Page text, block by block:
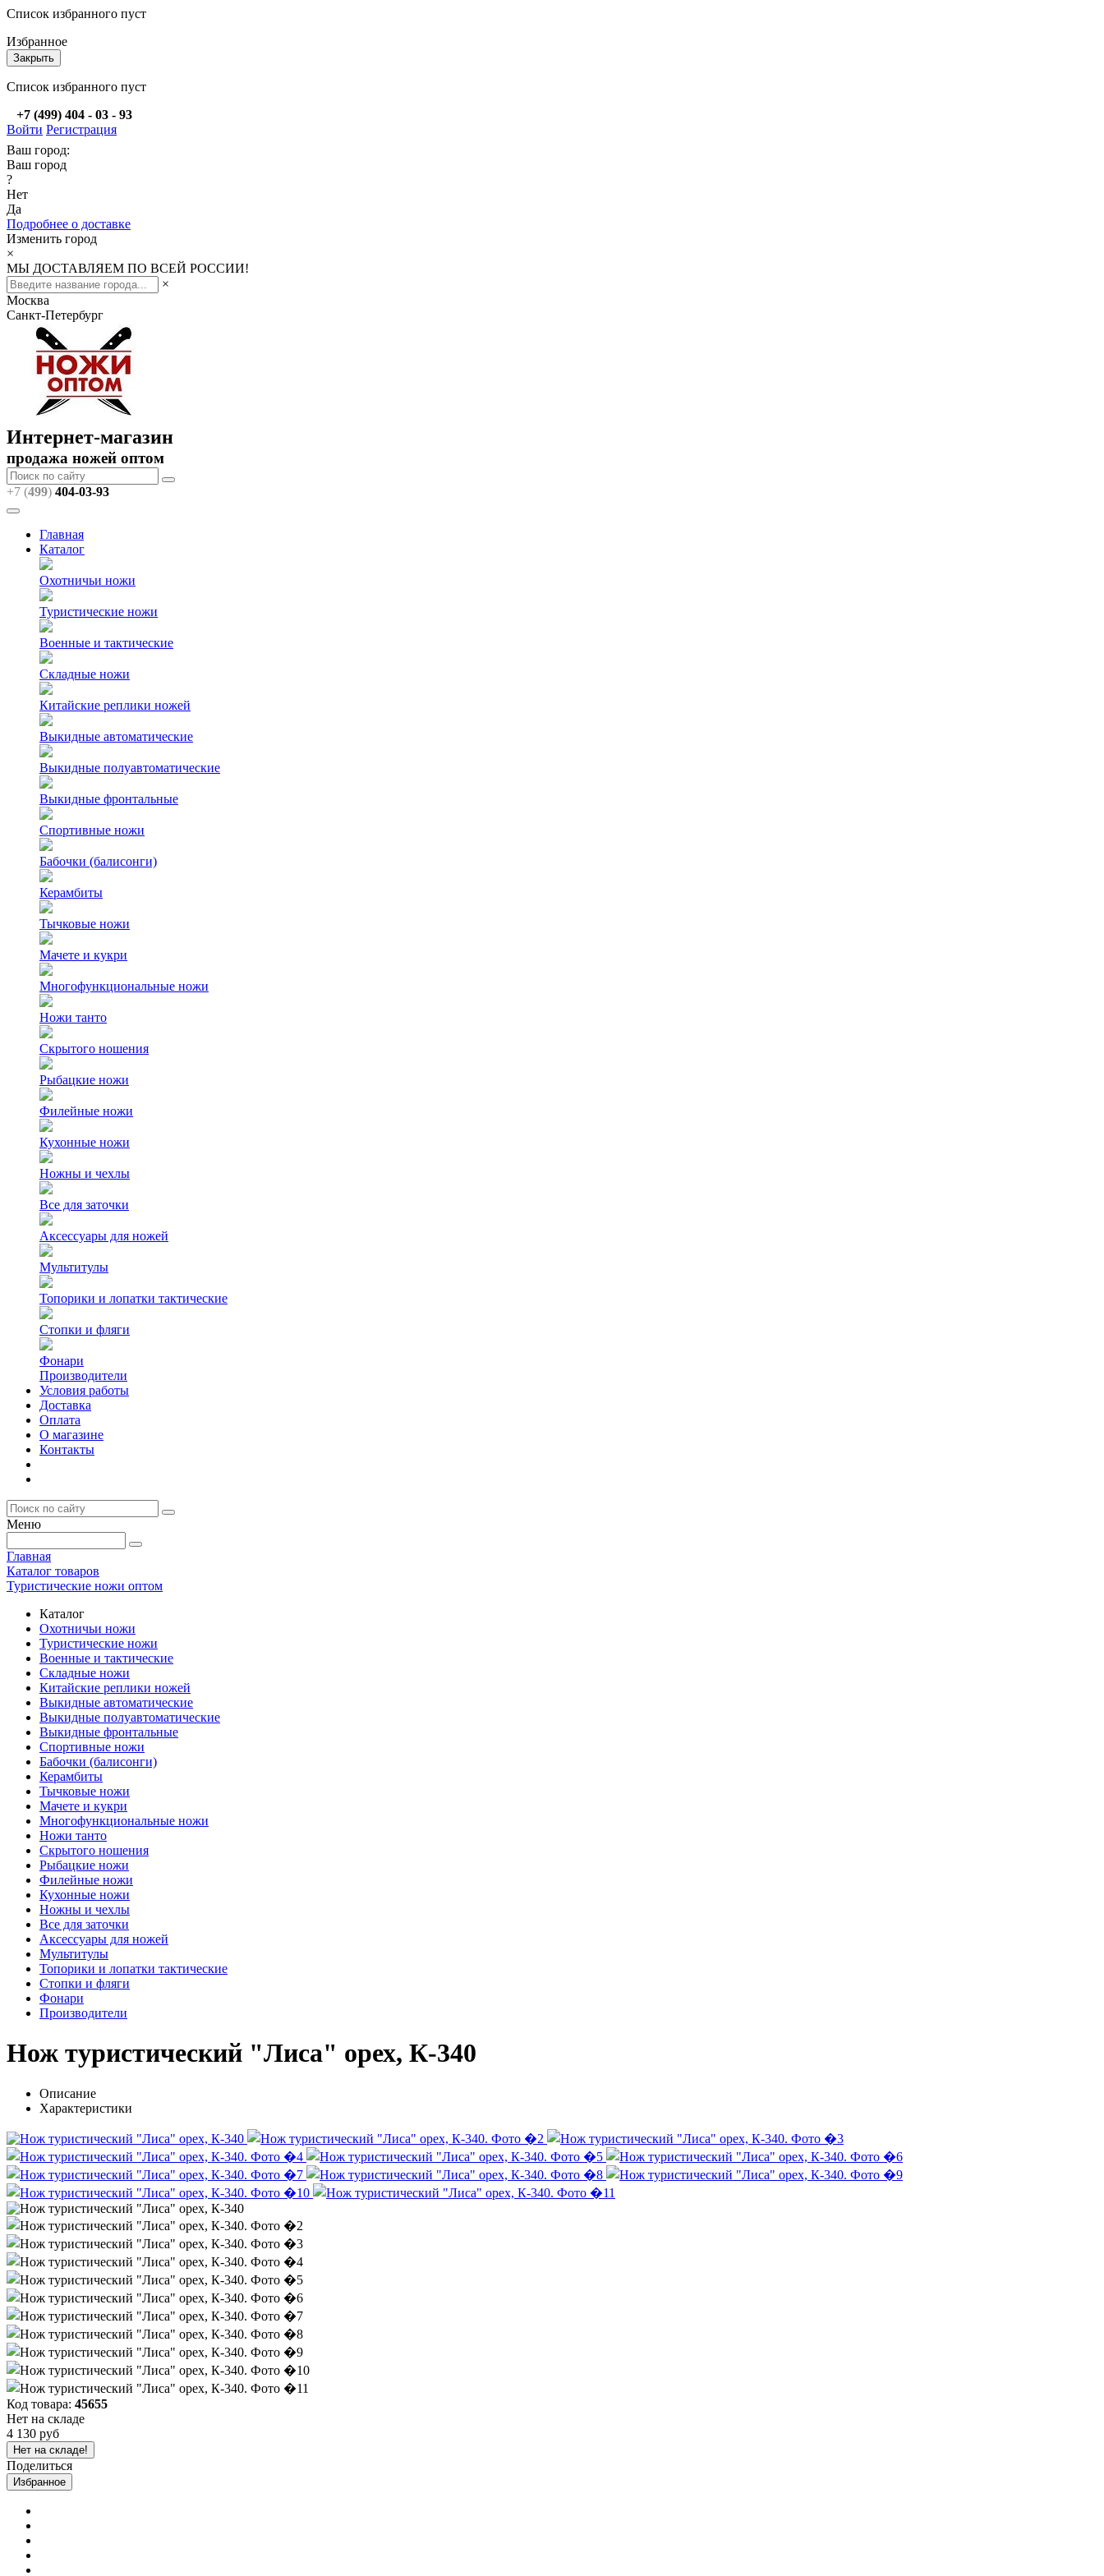
Список избранного пуст
Избранное
Закрыть
Список избранного пуст
+7 (499) 404 - 03 - 93
Войти Регистрация
Ваш город:
Ваш город
?
Нет
Да
Подробнее о доставке
Изменить город
×
МЫ ДОСТАВЛЯЕМ ПО ВСЕЙ РОССИИ!
×
Москва
Санкт-Петербург
Интернет-магазин
продажа ножей оптом
+7 (499) 404-03-93
Главная
Каталог
Охотничьи ножи
Туристические ножи
Военные и тактические
Складные ножи
Китайские реплики ножей
Выкидные автоматические
Выкидные полуавтоматические
Выкидные фронтальные
Спортивные ножи
Бабочки (балисонги)
Керамбиты
Тычковые ножи
Мачете и кукри
Многофункциональные ножи
Ножи танто
Скрытого ношения
Рыбацкие ножи
Филейные ножи
Кухонные ножи
Ножны и чехлы
Все для заточки
Аксессуары для ножей
Мультитулы
Топорики и лопатки тактические
Стопки и фляги
Фонари
Производители
Условия работы
Доставка
Оплата
О магазине
Контакты
Меню
Главная
Каталог товаров
Туристические ножи оптом
Каталог
Охотничьи ножи
Туристические ножи
Военные и тактические
Складные ножи
Китайские реплики ножей
Выкидные автоматические
Выкидные полуавтоматические
Выкидные фронтальные
Спортивные ножи
Бабочки (балисонги)
Керамбиты
Тычковые ножи
Мачете и кукри
Многофункциональные ножи
Ножи танто
Скрытого ношения
Рыбацкие ножи
Филейные ножи
Кухонные ножи
Ножны и чехлы
Все для заточки
Аксессуары для ножей
Мультитулы
Топорики и лопатки тактические
Стопки и фляги
Фонари
Производители
Нож туристический "Лиса" орех, К-340
Описание
Характеристики
Код товара: 45655
Нет на складе
4 130 руб
Нет на складе!
Поделиться
Избранное